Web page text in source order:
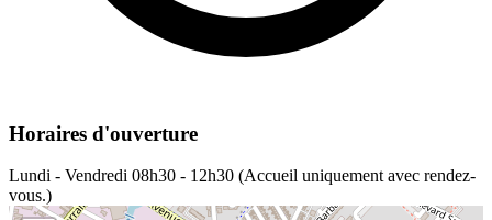
Horaires d'ouverture
Lundi - Vendredi 08h30 - 12h30 (Accueil uniquement avec rendez-
vous.)